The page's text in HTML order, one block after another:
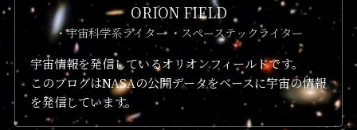
ORION FIELD
・宇宙科学系ライター ・スペーステックライター
宇宙情報を発信しているオリオンフィールドです。
このブログはNASAの公開データをベースに宇宙の情報
を発信しています。